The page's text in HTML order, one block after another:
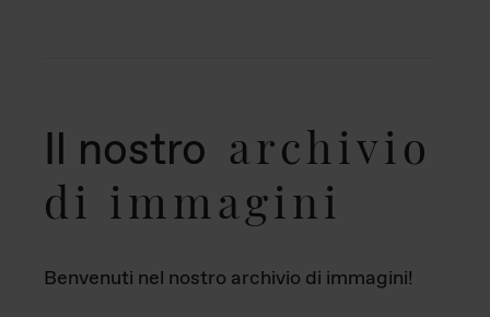
Il nostro archivio
di immagini
Benvenuti nel nostro archivio di immagini!